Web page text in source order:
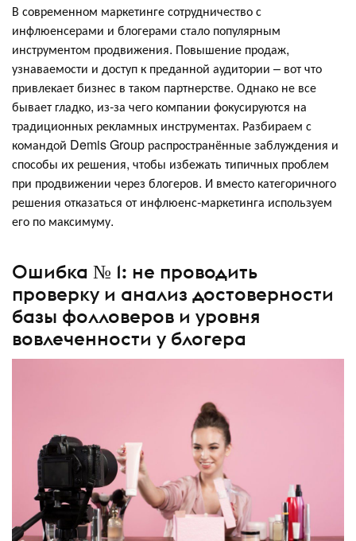
В современном маркетинге сотрудничество с
инфлюенсерами и блогерами стало популярным
инструментом продвижения. Повышение продаж,
узнаваемости и доступ к преданной аудитории – вот что
привлекает бизнес в таком партнерстве. Однако не все
бывает гладко, из-за чего компании фокусируются на
традиционных рекламных инструментах. Разбираем с
командой Demis Group распространённые заблуждения и
способы их решения, чтобы избежать типичных проблем
при продвижении через блогеров. И вместо категоричного
решения отказаться от инфлюенс-маркетинга используем
его по максимуму.
Ошибка № 1: не проводить
проверку и анализ достоверности
базы фолловеров и уровня
вовлеченности у блогера